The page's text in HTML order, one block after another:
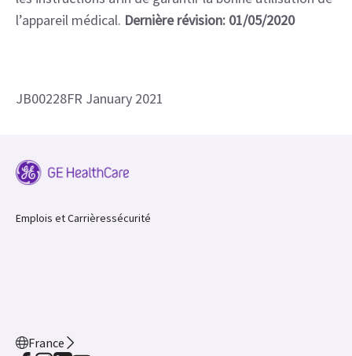
l’appareil médical. Dernière révision: 01/05/2020
JB00228FR January 2021
Emplois et Carrièressécurité
France